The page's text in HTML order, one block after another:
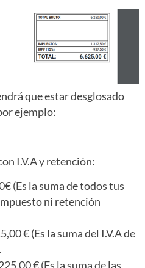
que estar desglosado
ejemplo:
I.V.A y retención:
(Es la suma de todos tus
ni retención
€ (Es la suma del I.V.A de